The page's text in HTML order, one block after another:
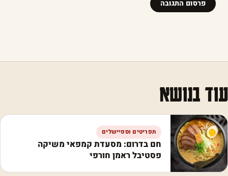
עוד בנושא
תפריטים וספיישלים
חם בדרום: מסעדת קמפאי משיקה
פסטיבל ראמן חורפי